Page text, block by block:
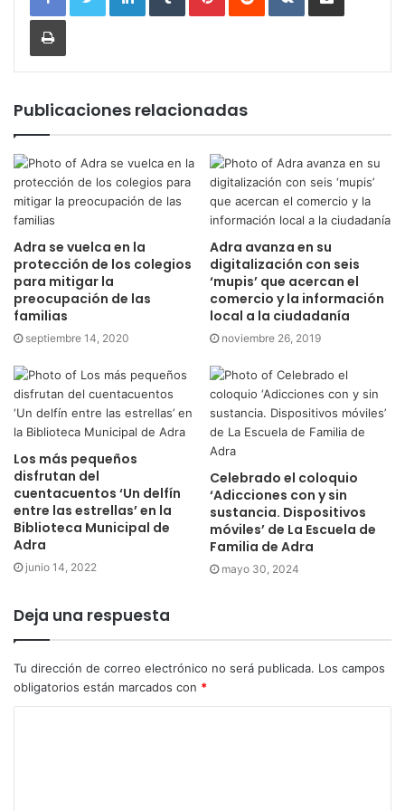
Imprimir
Publicaciones relacionadas
Adra se vuelca en la
protección de los colegios
para mitigar la
preocupación de las
familias
septiembre 14, 2020
Adra avanza en su
digitalización con seis
‘mupis’ que acercan el
comercio y la información
local a la ciudadanía
noviembre 26, 2019
Los más pequeños
disfrutan del
cuentacuentos ‘Un delfín
entre las estrellas’ en la
Biblioteca Municipal de
Adra
junio 14, 2022
Celebrado el coloquio
‘Adicciones con y sin
sustancia. Dispositivos
móviles’ de La Escuela de
Familia de Adra
mayo 30, 2024
Deja una respuesta
Tu dirección de correo electrónico no será publicada. Los campos
obligatorios están marcados con *